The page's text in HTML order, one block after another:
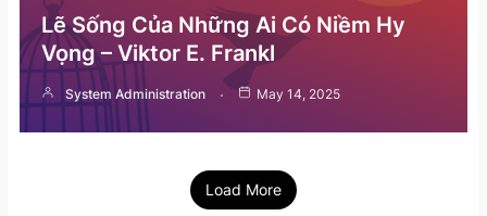
Lẽ Sống Của Những Ai Có Niềm Hy
Vọng – Viktor E. Frankl
System Administration May 14, 2025
Load More